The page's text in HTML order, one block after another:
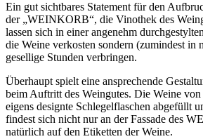
Ein gut sichtbares Statement für den
der „WEINKORB“, die Vinothek des
lassen sich in einer angenehm
die Weine verkosten sondern (zumindest in
gesellige Stunden verbringen.
Überhaupt spielt eine ansprechende
beim Auftritt des Weingutes. Die Weine
eigens designte Schlegelflaschen abgefüllt
findest sich nicht nur an der Fassade des
natürlich auf den Etiketten der Weine.